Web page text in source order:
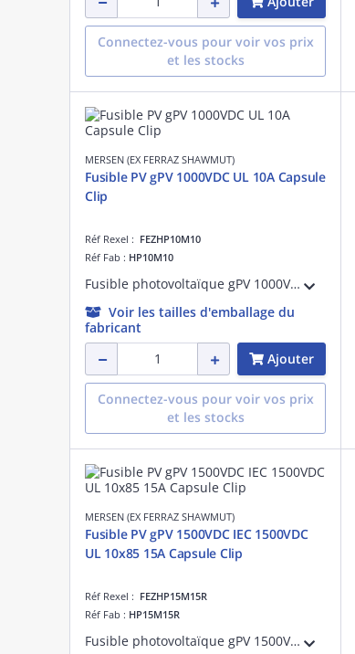
Connectez-vous pour voir vos prix
et les stocks
MERSEN (EX FERRAZ SHAWMUT)
Fusible PV gPV 1000VDC UL 10A Capsule
Clip
Réf Rexel : FEZHP10M10
Réf Fab : HP10M10
Fusible photovoltaïque gPV 1000VDC UL 10A Avec Capsule Pour Clip
Voir les tailles d'emballage du
fabricant
Ajouter
Connectez-vous pour voir vos prix
et les stocks
MERSEN (EX FERRAZ SHAWMUT)
Fusible PV gPV 1500VDC IEC 1500VDC
UL 10x85 15A Capsule Clip
Réf Rexel : FEZHP15M15R
Réf Fab : HP15M15R
Fusible photovoltaïque gPV 1500VDC IEC 1500VDC UL Taille 10x85 15A Avec Capsule Pour Clip